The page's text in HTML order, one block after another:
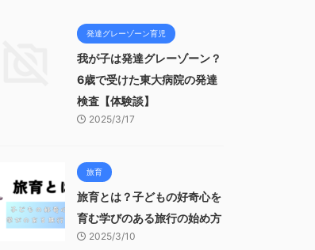
発達グレーゾーン育児
我が子は発達グレーゾーン？
6歳で受けた東大病院の発達
検査【体験談】
2025/3/17
旅育
旅育とは？子どもの好奇心を
育む学びのある旅行の始め方
2025/3/10